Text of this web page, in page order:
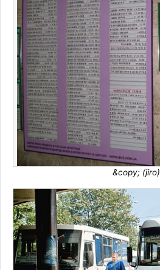
&copy; (jiro)